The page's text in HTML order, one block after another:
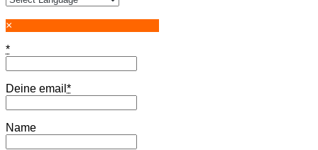
×
*
Deine email *
Name